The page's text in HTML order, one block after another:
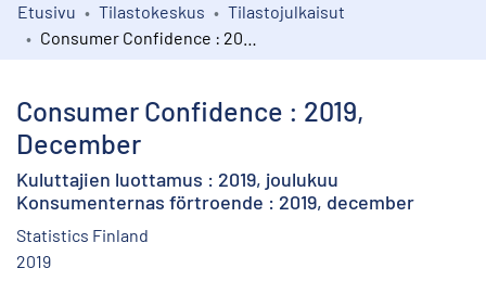
Kokoelmat
Etusivu Tilastokeskus
Tilastojulkaisut
Consumer Confidence : 2019,
December
Kuluttajien luottamus : 2019, joulukuu
Konsumenternas förtroende : 2019, december
Statistics Finland
2019